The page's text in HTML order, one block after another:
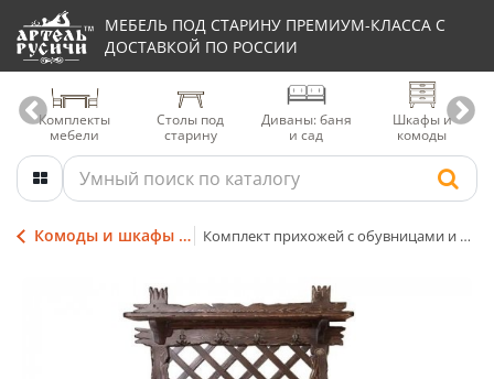
МЕБЕЛЬ ПОД СТАРИНУ ПРЕМИУМ-КЛАССА С
ДОСТАВКОЙ ПО РОССИИ
Комплекты
мебели
Столы под
старину
Диваны: баня
и сад
Шкафы и
комоды
Комоды и шкафы из массива дерева Комплект прихожей с обувницами и декоративным панно-вешалкой